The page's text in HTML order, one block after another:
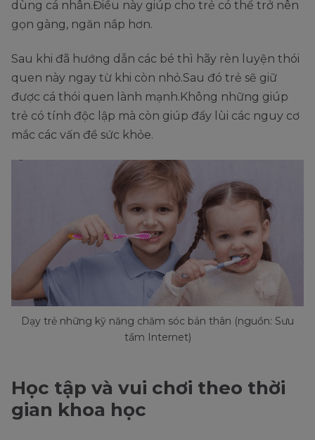
dùng cá nhân.Điều này giúp cho trẻ có thể trở nên
gọn gàng, ngăn nắp hơn.
Sau khi đã hướng dẫn các bé thì hãy rèn luyện thói
quen này ngay từ khi còn nhỏ.Sau đó trẻ sẽ giữ
được cá thói quen lành mạnh.Không những giúp
trẻ có tính độc lập mà còn giúp đẩy lùi các nguy cơ
mắc các vấn đề sức khỏe.
Dạy trẻ những kỹ năng chăm sóc bản thân (nguồn: Sưu
tầm Internet)
Học tập và vui chơi theo thời
gian khoa học